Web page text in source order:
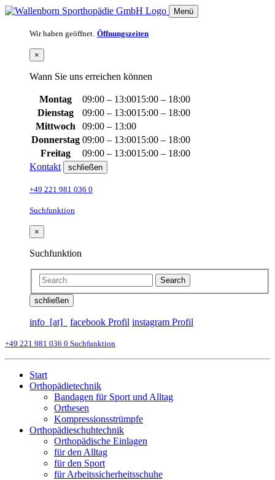
Menü
Wir haben geöffnet. Öffnungszeiten
×
Wann Sie uns erreichen können
Montag 09:00 – 13:0015:00 – 18:00
Dienstag
09:00 – 13:0015:00 – 18:00
Mittwoch
09:00 – 13:00
Donnerstag 09:00 – 13:0015:00 – 18:00
Freitag
09:00 – 13:0015:00 – 18:00
Kontakt
schließen
+49 221 981 036 0
Suchfunktion
×
Suchfunktion
Search
schließen
info_[at]_ facebook Profil instagram Profil
+49 221 981 036 0 Suchfunktion
Start
Orthopädietechnik
Bandagen für Sport und Alltag
Orthesen
Kompressionsstrümpfe
Orthopädieschuhtechnik
Orthopädische Einlagen
für den Alltag
für den Sport
für Arbeitssicherheitsschuhe